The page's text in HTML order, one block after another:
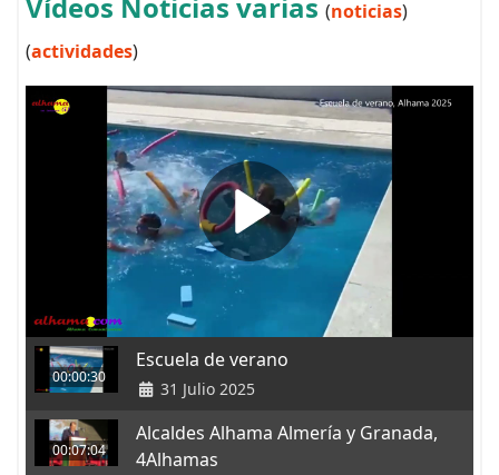
(noticias)
(actividades)
00:00:30
Escuela de verano
31 Julio 2025
00:07:04
Alcaldes Alhama Almería y Granada,
4Alhamas